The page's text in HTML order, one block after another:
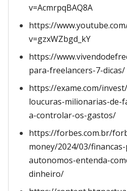
v=AcmrpqBAQ8A
https://
v=gzxWZbgd_kY
https://
para-freelancers-7-dicas/
https://exame.com/
loucuras-milionarias-de-
a-controlar-os-gastos/
https://forbes.com.br/
money/2024/03/
autonomos-entenda-
dinheiro/